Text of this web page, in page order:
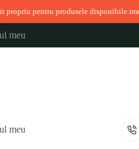
pentru produsele disponibile imediat
meu
meu